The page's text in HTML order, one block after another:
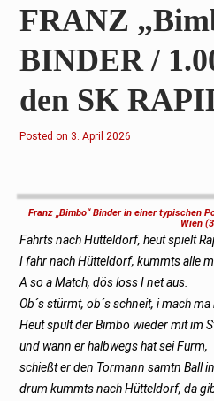
FRANZ
BINDER /
den SK
Posted on 3
i
2
2
3. April 2026
Franz „Bimbo“ Binder in einer typischen
Wien
Fahrts nach Hütteldorf, heut spielt
I fahr nach Hütteldorf, kummts alle
A so a Match, dös loss I net aus.
Ob´s stürmt, ob´s schneit, i mach ma
Heut spült der Bimbo wieder mit im
und wann er halbwegs hat sei Furm,
schießt er den Tormann samtn Ball
drum kummts nach Hütteldorf, da